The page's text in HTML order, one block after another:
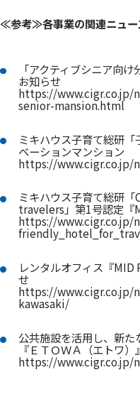
≪参考≫各事業の関連ニュー
「アクティブシニア向
お知らせ
https://www.cigr.co.jp/
senior-mansion.html
ミキハウス子育て総研
ベーションマンション
https://www.cigr.co.jp/
ミキハウス子育て総研
travelers」第1号認定『
https://www.cigr.co.jp/
レンタルオフィス『MID
せ
https://www.cigr.co.jp/
kawasaki/
公共施設を活用し、新
『ＥＴＯＷＡ（エトワ）
https://www.cigr.co.jp/